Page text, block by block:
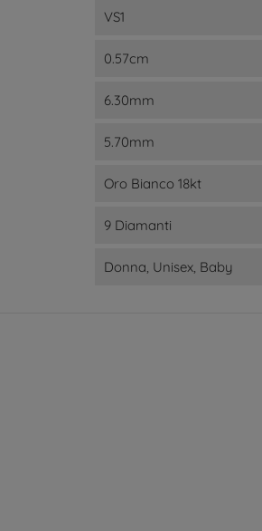
VS1
0.57cm
6.30mm
5.70mm
Oro Bianco 18kt
9 Diamanti
Donna, Unisex, Baby